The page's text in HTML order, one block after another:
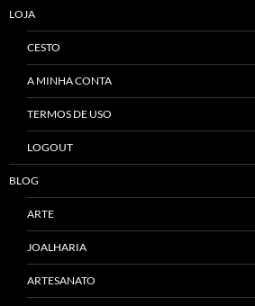
LOJA
CESTO
A MINHA CONTA
TERMOS DE USO
LOGOUT
BLOG
ARTE
JOALHARIA
ARTESANATO